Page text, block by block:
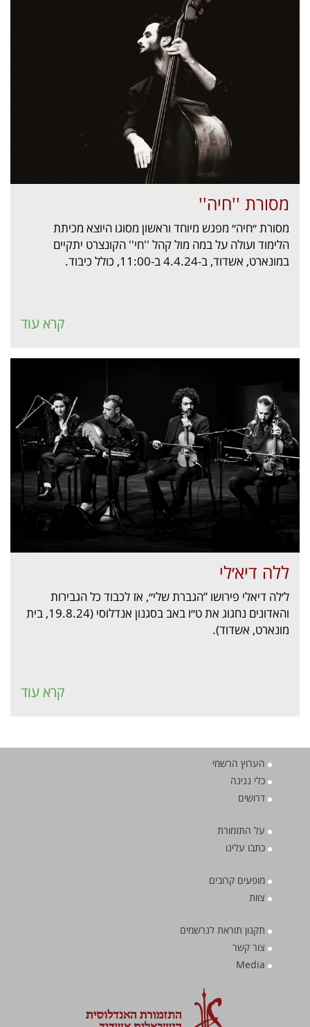
מסורת ''חיה''
מסורת ״חיה״ מפגש מיוחד וראשון מסוגו היוצא מכיתת
הלימוד ועולה על במה מול קהל ''חי'' הקונצרט יתקיים
במונארט, אשדוד, ב-4.4.24 ב-11:00, כולל כיבוד.
קרא עוד
ללה דיא׳לי
ל׳לה דיאלי פירושו ”הגברת שלי״, אז לכבוד כל הגבירות
והאדונים נחגוג את ט״ו באב בסגנון אנדלוסי (19.8.24, בית
מונארט, אשדוד).
קרא עוד
הערוץ הרשמי
כלי נגינה
דרושים
על התזמורת
כתבו עלינו
מופעים קרובים
צוות
תקנון תוראת לנרשמים
צור קשר